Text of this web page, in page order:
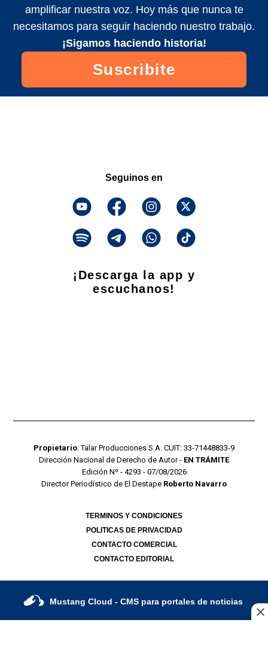
amplificar nuestra voz. Hoy más que nunca te
necesitamos para seguir haciendo nuestro trabajo.
¡Sigamos haciendo historia!
Suscribite
Seguinos en
¡Descarga la app y
escuchanos!
Propietario: Talar Producciones S.A. CUIT: 33-71448833-9
Dirección Nacional de Derecho de Autor - EN TRÁMITE
Edición Nº - 4293 - 07/08/2026
Director Periodístico de El Destape Roberto Navarro
TERMINOS Y CONDICIONES
POLITICAS DE PRIVACIDAD
CONTACTO COMERCIAL
CONTACTO EDITORIAL
Mustang Cloud - CMS para portales de noticias